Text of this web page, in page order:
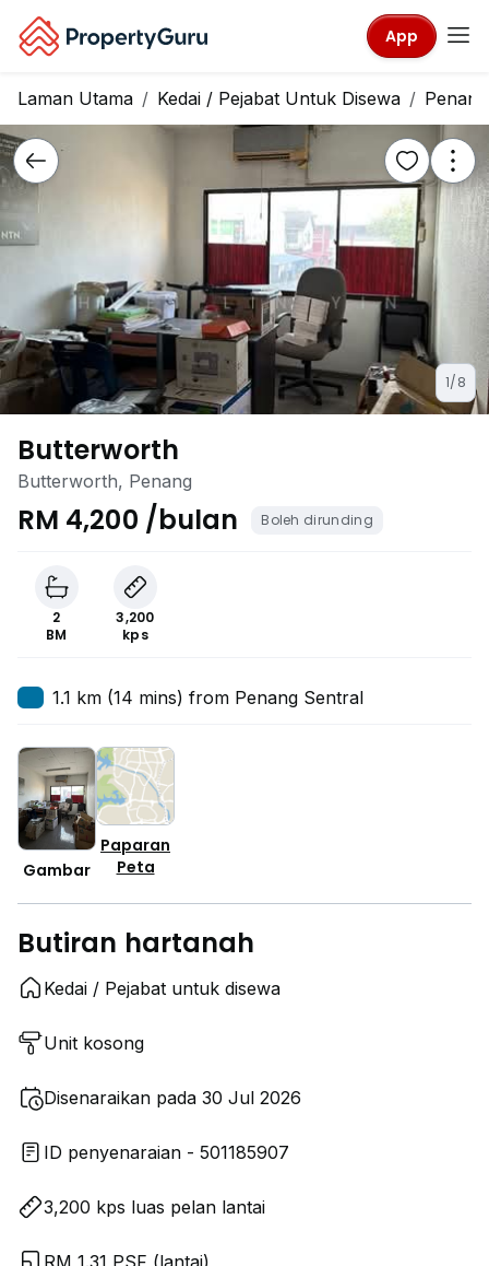
App
Laman Utama Kedai / Pejabat Untuk Disewa Penang
1/8
Butterworth
Butterworth, Penang
RM 4,200 /bulan Boleh dirunding
2
BM
3,200
kps
1.1 km (14 mins) from Penang Sentral
Gambar
Paparan
Peta
Butiran hartanah
Kedai / Pejabat untuk disewa
Unit kosong
Disenaraikan pada 30 Jul 2026
ID penyenaraian - 501185907
3,200 kps luas pelan lantai